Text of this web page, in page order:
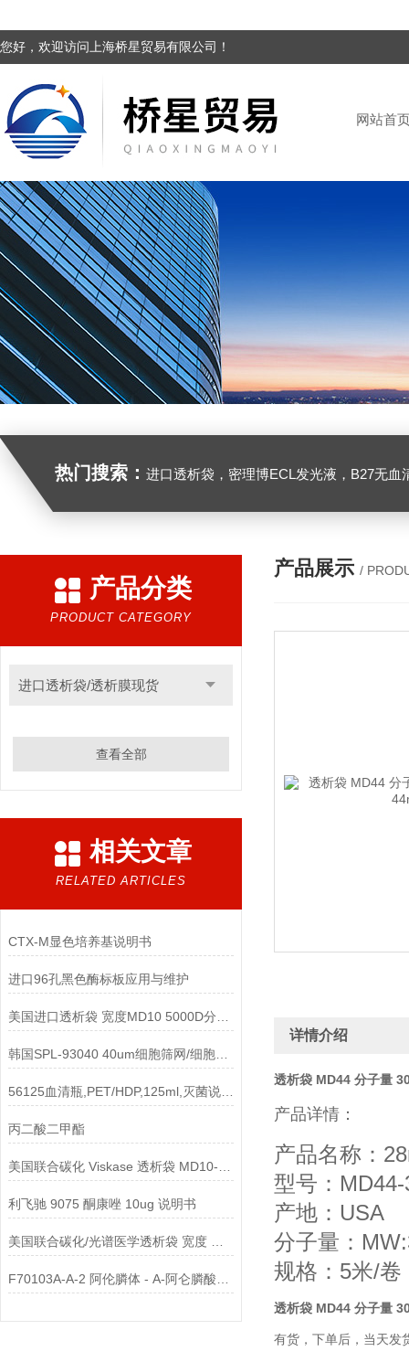
您好，欢迎访问上海桥星贸易有限公司！
网站首
热门搜索： 进口透析袋，密理博ECL发光液，B27无血清培养基，N2培养基，紫外酶标板，Gibco胶原酶，
产品分类
PRODUCT CATEGORY
进口透析袋/透析膜现货
查看全部
相关文章
RELATED ARTICLES
CTX-M显色培养基说明书
进口96孔黑色酶标板应用与维护
韩国SPL-93040 40um细胞筛网/细胞滤网/细胞过滤器参数
56125血清瓶,PET/HDP,125ml,灭菌说明书
丙二酸二甲酯
利飞驰 9075 酮康唑 10ug 说明书
产品展示 /
详情介绍
透析袋 MD44 分子量
产品详情：
产品名称：
型号：
产地：USA
分子量：
规格：5米/卷
透析袋 MD44 分子量
有货，下单后，当天发